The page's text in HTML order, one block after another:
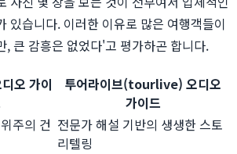
있습니다. 이러한 이유로 많은 여행객들이
, 큰 감흥은 없었다'고 평가하곤 합니다.
오 가이
투어라이브(tourlive) 오디오
가이드
주의 건 전문가 해설 기반의 생생한 스토
리텔링